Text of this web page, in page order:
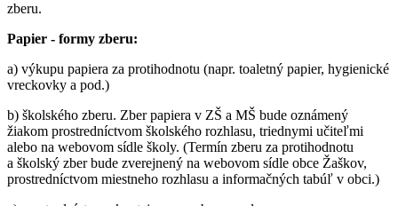
zberu.
Papier - formy zberu:
a) výkupu papiera za protihodnotu (napr. toaletný papier, hygienické
vreckovky a pod.)
b) školského zberu. Zber papiera v ZŠ a MŠ bude oznámený
žiakom prostredníctvom školského rozhlasu, triednymi učiteľmi
alebo na webovom sídle školy. (Termín zberu za protihodnotu
a školský zber bude zverejnený na webovom sídle obce Žaškov,
prostredníctvom miestneho rozhlasu a informačných tabúľ v obci.)